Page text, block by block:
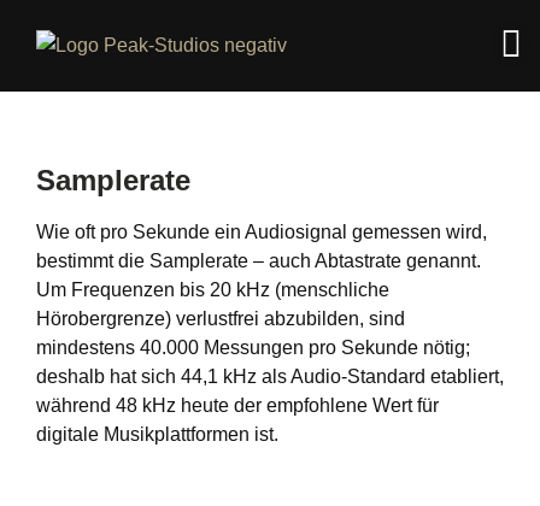
Samplerate
Wie oft pro Sekunde ein Audiosignal gemessen wird,
bestimmt die Samplerate – auch Abtastrate genannt.
Um Frequenzen bis 20 kHz (menschliche
Hörobergrenze) verlustfrei abzubilden, sind
mindestens 40.000 Messungen pro Sekunde nötig;
deshalb hat sich 44,1 kHz als Audio-Standard etabliert,
während 48 kHz heute der empfohlene Wert für
digitale Musikplattformen ist.